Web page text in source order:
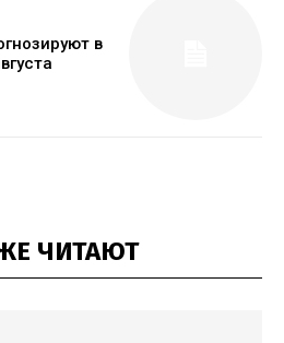
в
ЧИТАЮТ